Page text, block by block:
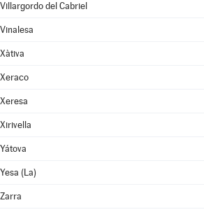
Villargordo del Cabriel
Vinalesa
Xàtiva
Xeraco
Xeresa
Xirivella
Yátova
Yesa (La)
Zarra